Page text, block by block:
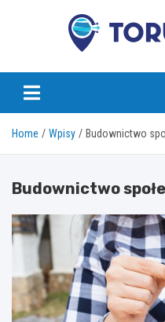
Home Wpisy Budownictwo
Budownictwo